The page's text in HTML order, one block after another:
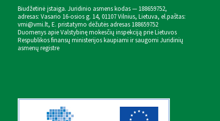
Biudžetinė įstaiga. Juridinio asmens kodas — 188659752,
adresas: Vasario 16-osios g. 14, 01107 Vilnius, Lietuva, el.paštas:
vmi@vmi.lt, E. pristatymo dėžutės adresas 188659752
Duomenys apie Valstybinę mokesčių inspekciją prie Lietuvos
Respublikos finansų ministerijos kaupiami ir saugomi Juridinių
asmenų registre